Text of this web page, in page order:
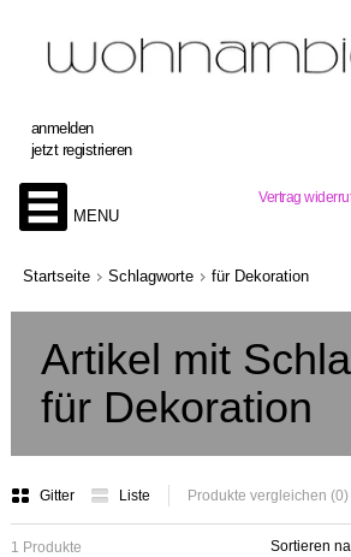
Vertrag
anmelden
jetzt registrieren
MENU
Startseite Schlagworte für Dekoration
Artikel mit
für Dekoration
Gitter Liste Produkte vergleichen (0)
Sortieren
1 Produkte